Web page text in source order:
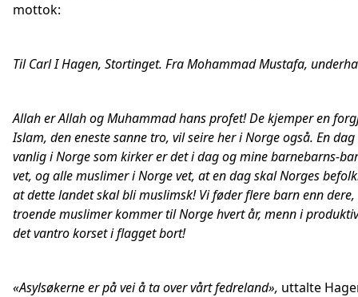
mottok:
Til Carl I Hagen, Stortinget. Fra Mohammad Mustafa,
Allah er Allah og Muhammad hans profet! De kjemper en
Islam, den eneste sanne tro, vil seire her i Norge også. En
vanlig i Norge som kirker er det i dag og mine barnebarns-
vet, og alle muslimer i Norge vet, at en dag skal Norges
at dette landet skal bli muslimsk! Vi føder flere barn enn
troende muslimer kommer til Norge hvert år, menn i
det vantro korset i flagget bort!
«Asylsøkerne er på vei å ta over vårt fedreland», uttalte